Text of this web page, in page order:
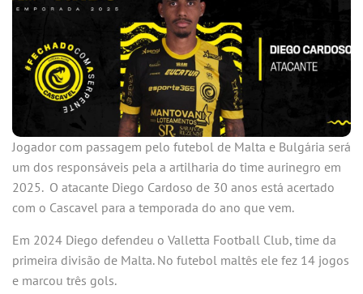
Jogador com passagem pelo futebol de Malta e Bulgária será
um dos responsáveis pela a artilharia do time aurinegro em
2025. O atacante Diego Cardoso de 30 anos está acertado
com o Cascavel para a temporada do ano que vem.
Em 2024 Diego defendeu o Valletta Football Club, time da
primeira divisão de Malta. No futebol maltês ele fez 14 jogos
e marcou três gols.